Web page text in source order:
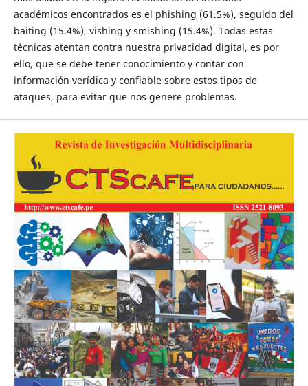
académicos encontrados es el phishing (61.5%), seguido del
baiting (15.4%), vishing y smishing (15.4%). Todas estas
técnicas atentan contra nuestra privacidad digital, es por
ello, que se debe tener conocimiento y contar con
información verídica y confiable sobre estos tipos de
ataques, para evitar que nos genere problemas.